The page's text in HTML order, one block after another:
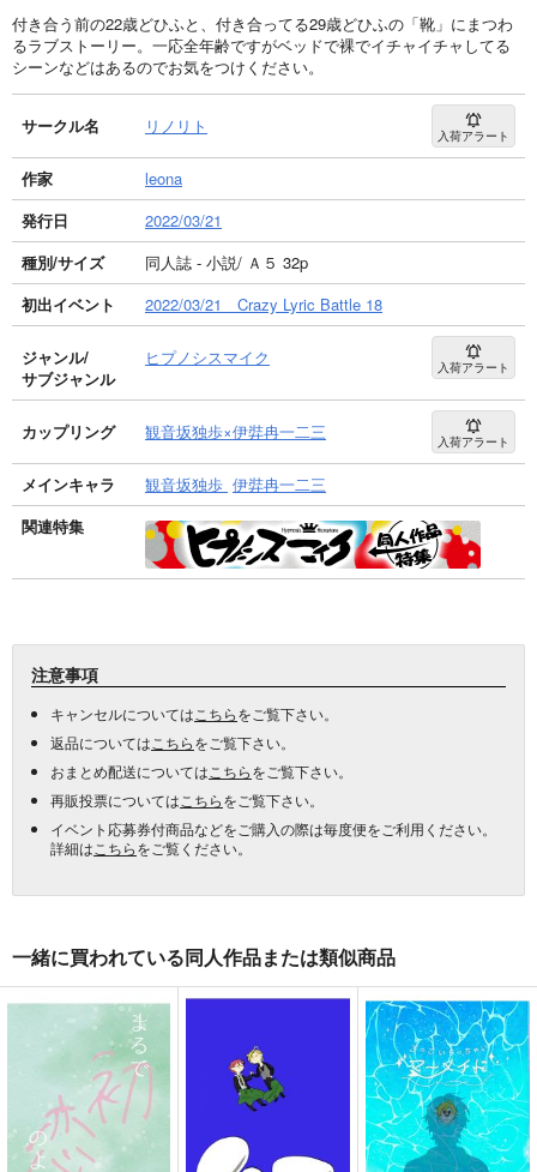
付き合う前の22歳どひふと、付き合ってる29歳どひふの「靴」にまつわ
るラブストーリー。一応全年齢ですがベッドで裸でイチャイチャしてる
シーンなどはあるのでお気をつけください。
サークル名 リノリト 入荷アラート
作家
leona
発行日
2022/03/21
種別/サイズ
同人誌 - 小説/ Ａ５ 32p
初出イベント
2022/03/21 Crazy Lyric Battle 18
ジャンル/
サブジャンル
ヒプノシスマイク 入荷アラート
カップリング 観音坂独歩×伊弉冉一二三 入荷アラート
メインキャラ 観音坂独歩 伊弉冉一二三
関連特集
注意事項
キャンセルについては こちらをご覧下さい。
返品については こちらをご覧下さい。
おまとめ配送については こちらをご覧下さい。
再販投票については こちらをご覧下さい。
イベント応募券付商品などをご購入の際は毎度便をご利用ください。
詳細は こちらをご覧ください。
一緒に買われている同人作品または類似商品